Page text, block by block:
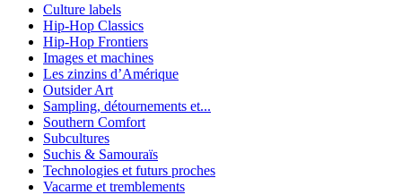
Culture labels
Hip-Hop Classics
Hip-Hop Frontiers
Images et machines
Les zinzins d’Amérique
Outsider Art
Sampling, détournements et...
Southern Comfort
Subcultures
Suchis & Samouraïs
Technologies et futurs proches
Vacarme et tremblements